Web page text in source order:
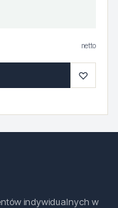
netto
♡
indywidualnych w